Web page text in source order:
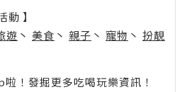
動 】
遊 丶 美食 丶 親子 丶 寵物 丶 扮靚
！發掘更多吃喝玩樂資訊！